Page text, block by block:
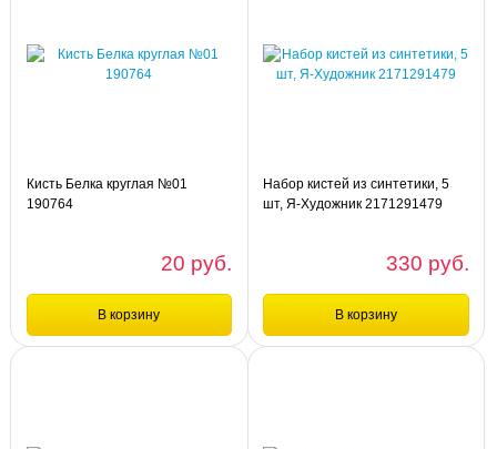
Кисть Белка круглая №07 190770 Кисть Белка круглая №05 190768
Кисть Белка круглая №01
190764
20 руб.
В корзину
Набор кистей из синтетики, 5
шт, Я-Художник 2171291479
330 руб.
В корзину